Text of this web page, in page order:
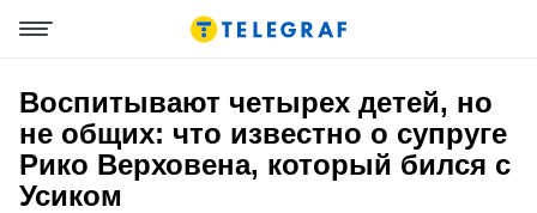
Воспитывают четырех детей, но
не общих: что известно о супруге
Рико Верховена, который бился с
Усиком